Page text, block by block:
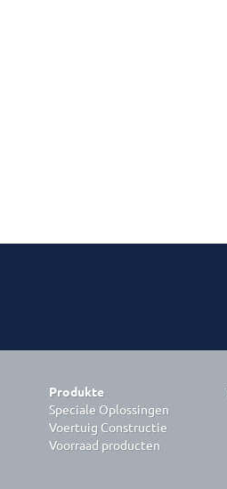
Produkte
Speciale Oplossingen
Voertuig Constructie
Voorraad producten